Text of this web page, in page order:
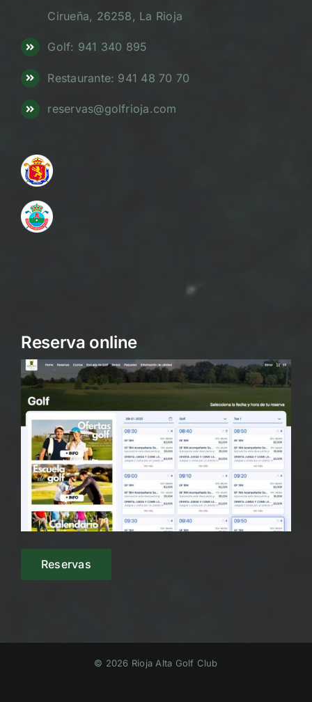
Nuestra dirección
Avda La Rioja, 118
Cirueña, 26258, La Rioja
Golf: 941 340 895
reservas@golfrioja.com
Reserva online